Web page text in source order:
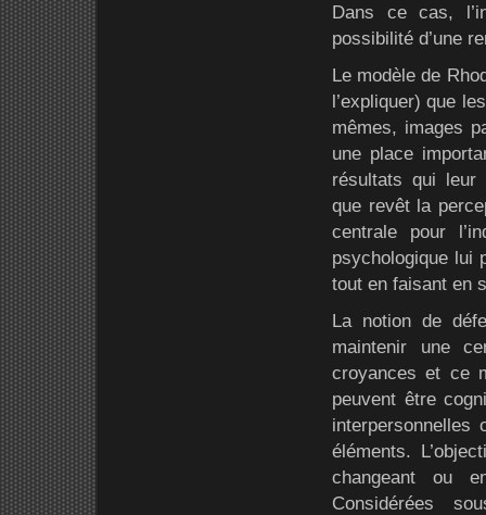
Dans ce cas,
possibilité d’une
Le modèle de
l’expliquer) que
mêmes, images
une place
résultats qui leur
que revêt la
centrale pour
psychologique lui
tout en faisant en
La notion de
maintenir une
croyances et ce
peuvent être
éléments.
changeant ou
Considérées